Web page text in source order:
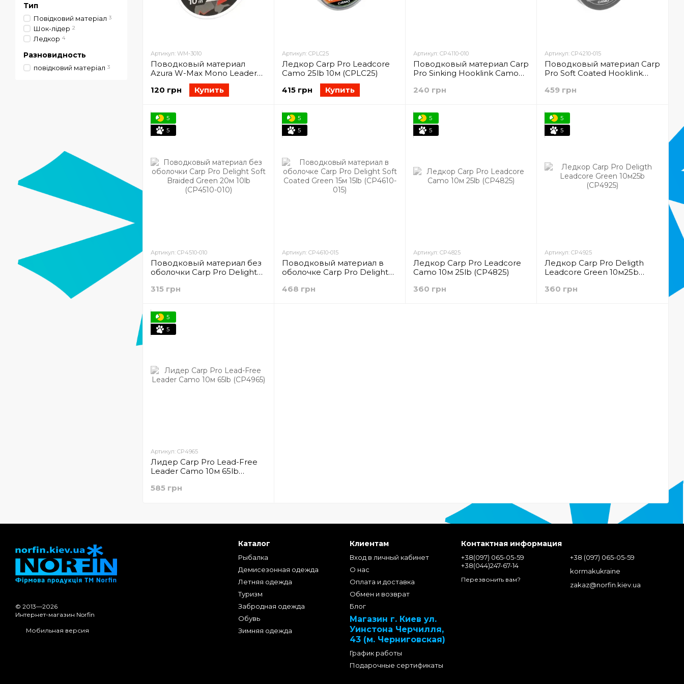
Артикул: WM-3010
Поводковый материал
Azura W-Max Mono Leader
10м 4.5кг 0.30мм (WM-3010)
120 грн Купить
Артикул: CPLC25
Ледкор Carp Pro Leadcore
Camo 25lb 10м (CPLC25)
415 грн
Купить
Артикул: CP4110-010
Поводковый материал Carp
Pro Sinking Hooklink Camo
240 грн
Артикул: CP4210-015
Поводковый материал Carp
Pro Soft Coated Hooklink
459 грн
5
5
Артикул: CP4510-010
Поводковый материал без
оболочки Carp Pro Delight
(CP4510-010)
315 грн
5
5
Артикул: CP4610-015
Поводковый материал в
оболочке Carp Pro Delight
(CP4610-015)
468 грн
5
5
Артикул: CP4825
Ледкор Carp Pro Leadcore
Camo 10м 25lb (CP4825)
360 грн
5
5
Артикул: CP4925
Ледкор Carp Pro Deligth
Leadcore Green 10м25b
360 грн
5
5
Артикул: CP4965
Лидер Carp Pro Lead-Free
Leader Camo 10м 65lb
585 грн
Тип
Повідковий матеріал 3
Шок-лідер 2
Ледкор 4
Разновидность
повідковий матеріал 3
© 2013—2026
Интернет-магазин Norfin
Мобильная версия
Каталог
Рыбалка
Демисезонная одежда
Летняя одежда
Туризм
Забродная одежда
Обувь
Зимняя одежда
Клиентам
Вход в личный кабинет
О нас
Оплата и доставка
Обмен и возврат
Блог
Магазин г. Киев ул.
Уинстона Черчилля,
43 (м. Черниговская)
График работы
Подарочные сертификаты
Контактная информация
+38(097) 065-05-59
+38(044)247-67-14
Перезвонить вам?
+38 (097) 065-05-59
kormakukraine
zakaz@norfin.kiev.ua